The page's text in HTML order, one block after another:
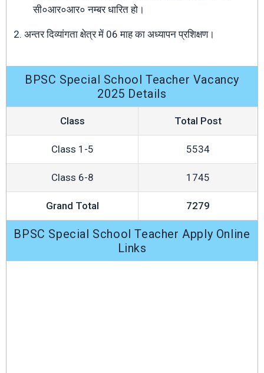
सी०आर०आर० नम्बर धारित हो।
अन्तर दिव्यांगता क्षेत्र में 06 माह का अध्यापन प्रशिक्षण।
BPSC Special School Teacher Vacancy
2025 Details
Class Total Post
Class 1-5 5534
Class 6-8 1745
Grand Total 7279
BPSC Special School Teacher Apply Online
Links